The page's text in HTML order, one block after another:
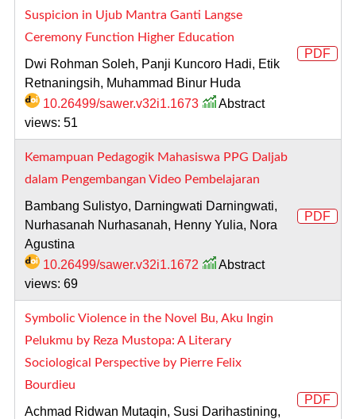
Suspicion in Ujub Mantra Ganti Langse
Ceremony Function Higher Education
Dwi Rohman Soleh, Panji Kuncoro Hadi, Etik
Retnaningsih, Muhammad Binur Huda
10.26499/sawer.v32i1.1673
Abstract
views: 51
PDF
Kemampuan Pedagogik Mahasiswa PPG Daljab
dalam Pengembangan Video Pembelajaran
Bambang Sulistyo, Darningwati Darningwati,
Nurhasanah Nurhasanah, Henny Yulia, Nora
Agustina
10.26499/sawer.v32i1.1672
Abstract
views: 69
PDF
Symbolic Violence in the Novel Bu, Aku Ingin
Pelukmu by Reza Mustopa: A Literary
Sociological Perspective by Pierre Felix
Bourdieu
Achmad Ridwan Mutaqin, Susi Darihastining,
PDF